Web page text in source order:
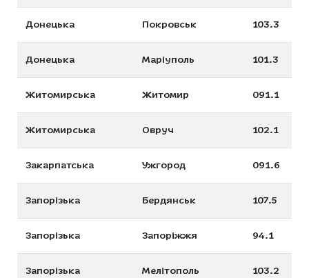
Донецька Покровськ 103.3
Донецька Маріуполь 101.3
Житомирська Житомир 091.1
Житомирська Овруч 102.1
Закарпатська Ужгород 091.6
Запорізька Бердянськ 107.5
Запорізька Запоріжжя 94.1
Запорізька Мелітополь 103.2